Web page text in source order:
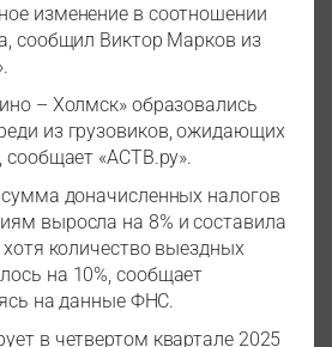
изменение в соотношении
сообщил Виктор Марков из
– Холмск» образовались
из грузовиков, ожидающих
сообщает «АСТВ.ру».
доначисленных налогов
выросла на 8% и составила
количество выездных
на 10%, сообщает
на данные ФНС.
в четвертом квартале 2025